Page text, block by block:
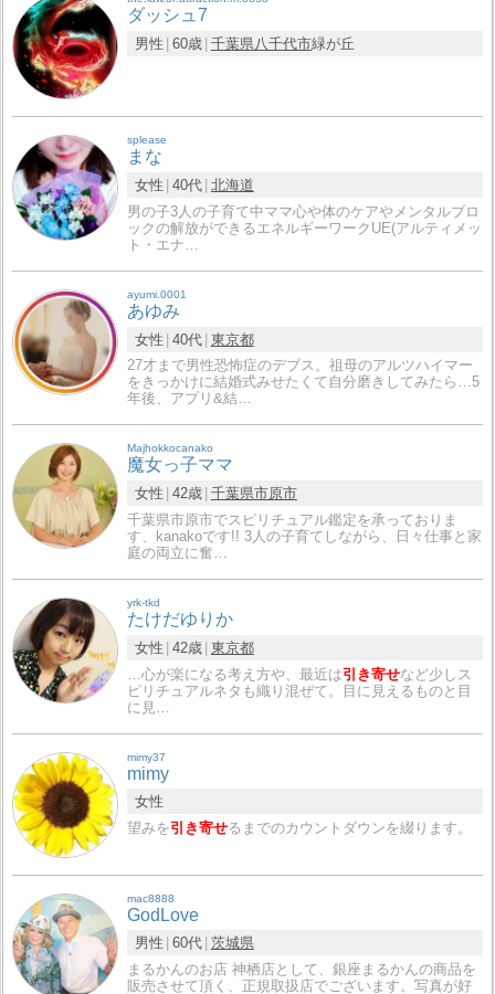
ダッシュ7
男性 60歳 千葉県 八千代市緑が丘
splease
まな
女性 40代 北海道
男の子3人の子育て中ママ心や体のケアやメンタルブロ
ックの解放ができるエネルギーワークUE(アルティメッ
ト・エナ…
ayumi.0001
あゆみ
女性 40代 東京都
27才まで男性恐怖症のデブス。祖母のアルツハイマー
をきっかけに結婚式みせたくて自分磨きしてみたら…5
年後、アプリ&結…
Majhokkocanako
魔女っ子ママ
女性 42歳 千葉県市原市
千葉県市原市でスピリチュアル鑑定を承っておりま
す、kanakoです!! 3人の子育てしながら、日々仕事と家
庭の両立に奮…
yrk-tkd
たけだゆりか
女性 42歳 東京都
…心が楽になる考え方や、最近は引き寄せなど少しス
ピリチュアルネタも織り混ぜて。目に見えるものと目
に見…
mimy37
mimy
女性
望みを引き寄せるまでのカウントダウンを綴ります。
mac8888
GodLove
男性 60代 茨城県
まるかんのお店 神栖店として、銀座まるかんの商品を
販売させて頂く、正規取扱店でございます。写真が好